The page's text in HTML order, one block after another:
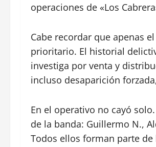
operaciones de «Los
Cabe recordar que apenas
prioritario. El historial
investiga por venta y
incluso desaparición
En el operativo no cayó
de la banda: Guillermo N.,
Todos ellos forman parte